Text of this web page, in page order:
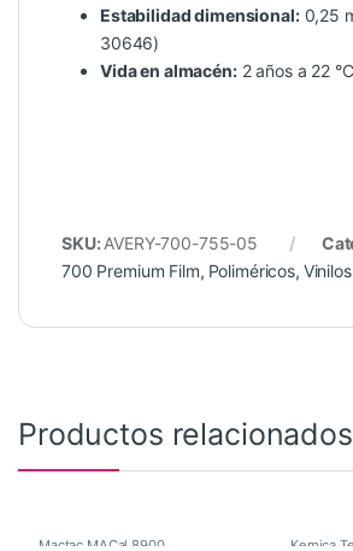
Estabilidad dimensional:0,25
30646)
Vida en almacén:2 años a 22
SKU: AVERY-700-755-05
700 Premium Film, Poliméricos,
Productos relacionados
Mactac MACal 8900 Kemica